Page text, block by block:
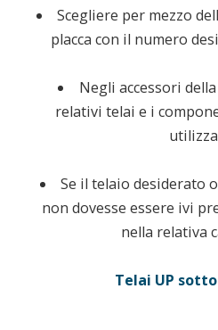
Scegliere per mezzo
placca con il numero
Negli accessori
relativi telai e i
Se il telaio desiderato
non dovesse essere ivi
nella relativa
Telai UP